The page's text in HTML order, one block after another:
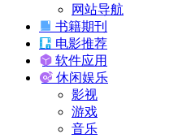
网站导航
书籍期刊
电影推荐
软件应用
休闲娱乐
影视
游戏
音乐